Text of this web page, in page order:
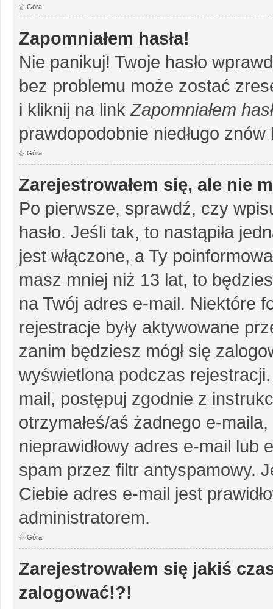
Góra
Zapomniałem hasła!
Nie panikuj! Twoje hasło
bez problemu może zostać
i kliknij na link Zapomniałem
prawdopodobnie niedługo
Góra
Zarejestrowałem się, ale nie
Po pierwsze, sprawdź, czy
hasło. Jeśli tak, to nastąpiła
jest włączone, a Ty
masz mniej niż 13 lat, to
na Twój adres e-mail. Niektóre
rejestracje były aktywowane
zanim będziesz mógł się
wyświetlona podczas
mail, postępuj zgodnie z
otrzymałeś/aś żadnego e-
nieprawidłowy adres e-mail lub
spam przez filtr antyspamowy.
Ciebie adres e-mail jest
administratorem.
Góra
Zarejestrowałem się jakiś
zalogować!?!